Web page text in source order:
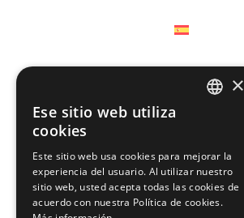
×
Ese sitio web utiliza
cookies
Este sitio web usa cookies para mejorar la
experiencia del usuario. Al utilizar nuestro
sitio web, usted acepta todas las cookies de
acuerdo con nuestra Política de cookies.